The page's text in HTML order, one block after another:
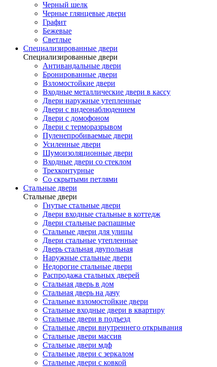
Черный шелк
Черные глянцевые двери
Графит
Бежевые
Светлые
Специализированные двери
Специализированные двери
Антивандальные двери
Бронированные двери
Взломостойкие двери
Входные металлические двери в кассу
Двери наружные утепленные
Двери с видеонаблюдением
Двери с домофоном
Двери с терморазрывом
Пуленепробиваемые двери
Усиленные двери
Шумоизоляционные двери
Входные двери со стеклом
Трехконтурные
Со скрытыми петлями
Стальные двери
Стальные двери
Гнутые стальные двери
Двери входные стальные в коттедж
Двери стальные распашные
Стальные двери для улицы
Двери стальные утепленные
Дверь стальная двупольная
Наружные стальные двери
Недорогие стальные двери
Распродажа стальных дверей
Стальная дверь в дом
Стальная дверь на дачу
Стальные взломостойкие двери
Стальные входные двери в квартиру
Стальные двери в подъезд
Стальные двери внутреннего открывания
Стальные двери массив
Стальные двери мдф
Стальные двери с зеркалом
Стальные двери с ковкой